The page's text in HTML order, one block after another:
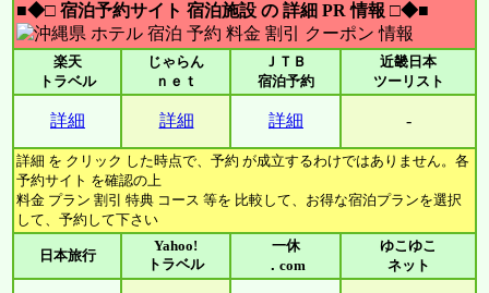
■◆□ 宿泊予約サイト 宿泊施設 の 詳細 PR 情報 □◆■
楽天
トラベル
じゃらん
ｎｅｔ
ＪＴＢ
宿泊予約
近畿日本
ツーリスト
詳細 詳細 詳細 -
詳細 を クリック した時点で、予約 が成立するわけではありません。各
予約サイト を確認の上
料金 プラン 割引 特典 コース 等を 比較して、お得な宿泊プランを選択
して、予約して下さい
日本旅行
Yahoo!
トラベル
一休
．com
ゆこゆこ
ネット